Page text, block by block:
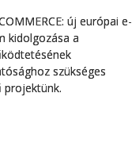
új európai e-
kidolgozása a
szükséges
projektünk.